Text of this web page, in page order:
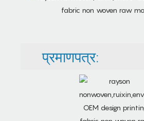
प्रमाणपत्र: